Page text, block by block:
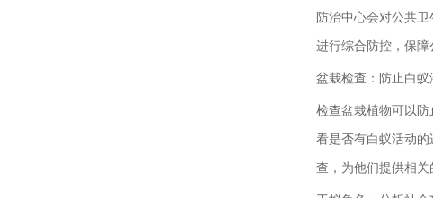
防治中心会对公共
进行综合防控，保障
盆栽检查：防止白蚁
检查盆栽植物可以
看是否有白蚁活动
查，为他们提供相关